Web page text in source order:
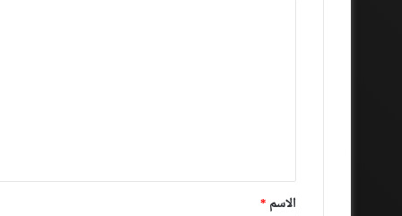
*
الاسم *